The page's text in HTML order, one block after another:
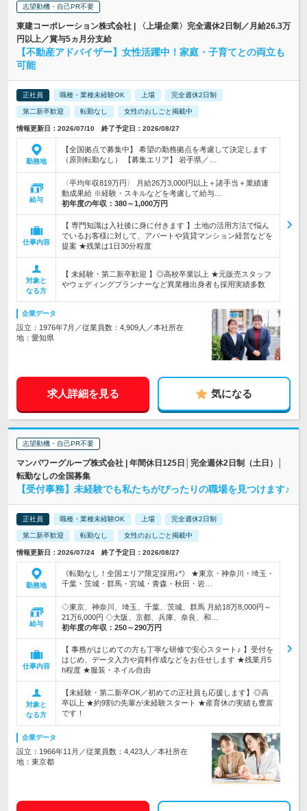
志望動機・自己PR不要
東建コーポレーション株式会社 | 〈上場企業〉完全週休2日制／月給26.3万
円以上／賞与5ヵ月分支給
【不動産アドバイザー】女性活躍中！家庭・子育てとの両立も
可能
正社員 職種・業種未経験OK 上場 完全週休2日制
第二新卒歓迎 転勤なし 女性のおしごと掲載中
情報更新日：2026/07/10 終了予定日：2026/08/27
勤務地
【全国拠点で募集中】 希望の勤務拠点を考慮して決定します
（原則転勤なし） 【募集エリア】 岩手県／…
給与
〈平均年収819万円〉 月給26万3,000円以上＋諸手当＋業績連
動成果給 ※経験・スキルなどを考慮して給与…
初年度の年収： 380～1,000万円
仕事内容
【 専門知識は入社後に身に付きます 】土地の活用方法で悩ん
でいるお客様に対して、アパートや賃貸マンション経営などを
提案 ★残業は1日30分程度
対象と
なる方
【 未経験・第二新卒歓迎 】◎高校卒業以上 ★元販売スタッフ
やウェディングプランナーなど異業種出身者も採用実績多数
企業データ
設立：1976年7月／従業員数：4,909人／本社所在
地：愛知県
求人詳細を見る 気になる
志望動機・自己PR不要
マンパワーグループ株式会社 | 年間休日125日│完全週休2日制（土日）│
転勤なしの全国募集
【受付事務】未経験でも私たちがぴったりの職場を見つけます♪
正社員 職種・業種未経験OK 上場 完全週休2日制
第二新卒歓迎 転勤なし 女性のおしごと掲載中
情報更新日：2026/07/24 終了予定日：2026/08/27
勤務地
《転勤なし！全国エリア限定採用♪*》 ★東京・神奈川・埼玉・
千葉・茨城・群馬・宮城・青森・秋田・岩…
給与
◇東京、神奈川、埼玉、千葉、茨城、群馬 月給18万8,000円～
21万6,000円 ◇大阪、京都、兵庫、奈良、和…
初年度の年収： 250～290万円
仕事内容
【 事務がはじめての方も丁寧な研修で安心スタート♪ 】受付を
はじめ、データ入力や資料作成などをお任せします ★残業月5
h程度 ★服装・ネイル自由
対象と
なる方
【未経験・第二新卒OK／初めての正社員も応援します】◎高
卒以上 ★約9割の先輩が未経験スタート ★産育休の実績も豊富
です！
企業データ
設立：1966年11月／従業員数：4,423人／本社所在
地：東京都